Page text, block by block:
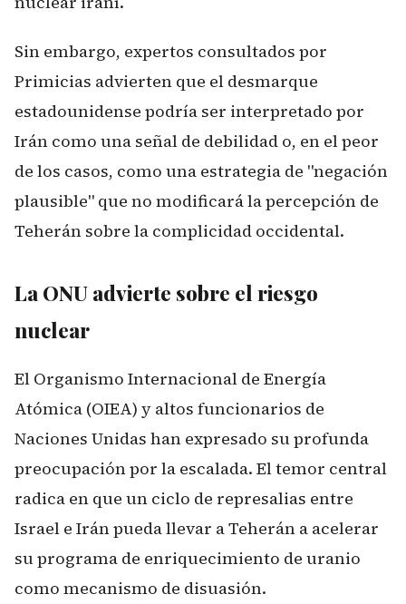
Sin embargo, expertos consultados por
Primicias advierten que el desmarque
estadounidense podría ser interpretado por
Irán como una señal de debilidad o, en el peor
de los casos, como una estrategia de "negación
plausible" que no modificará la percepción de
Teherán sobre la complicidad occidental.
La ONU advierte sobre el riesgo
nuclear
El Organismo Internacional de Energía
Atómica (OIEA) y altos funcionarios de
Naciones Unidas han expresado su profunda
preocupación por la escalada. El temor central
radica en que un ciclo de represalias entre
Israel e Irán pueda llevar a Teherán a acelerar
su programa de enriquecimiento de uranio
como mecanismo de disuasión.